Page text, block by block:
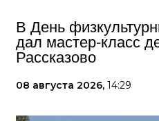
В День
дал мастер-класс
Рассказово
08 августа 2026, 14:29